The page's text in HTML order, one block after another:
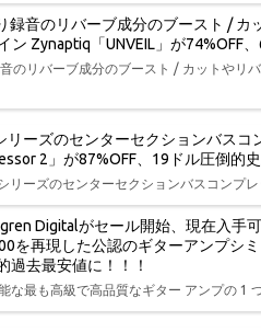
録音のリバーブ成分のブースト /
ン Zynaptiq「UNVEIL」が74%OFF
音のリバーブ成分のブースト / カットや
リーズのセンターセクションバス
2」が87%OFF、19ドル圧倒的
シリーズのセンターセクションバスコン
Digitalがセール開始、現在入手
を再現した公認のギターアンプシ
過去最安値に！！！
最も高級で高品質なギター アンプの 1